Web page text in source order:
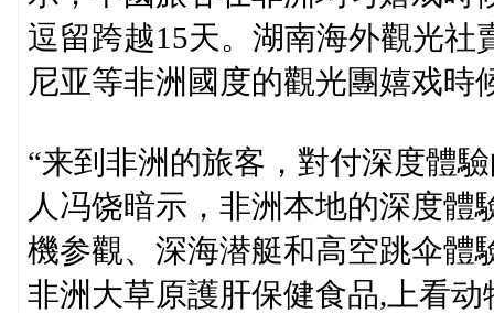
逗留跨越15天。湖南海外觀光
尼亚等非洲國度的觀光團嬉戏時
“来到非洲的旅客，對付深度體
人冯饶暗示，非洲本地的深度
機参觀、深海潜艇和高空跳伞體
非洲大草原護肝保健食品,上看